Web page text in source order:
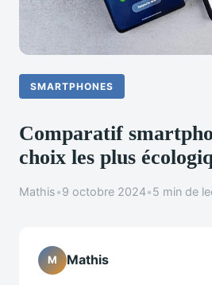
SMARTPHONES
Comparatif
choix les plus
Mathis•9 octobre 2024•5 min de
M Mathis